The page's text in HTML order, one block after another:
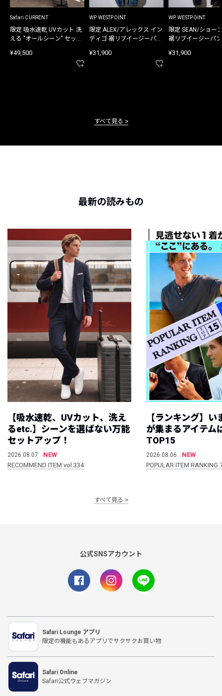
Safari CURRENT
限定 吸水速乾 UVカット 洗
える "オールシーン" セット
¥49,500
WP WESTPOINT
限定 ALEX/アレックス イン
ディゴ 裾リブイージーパン
¥31,900
WP WESTPOINT
限定 SEAN/ショー
裾リブイージーパ
¥31,900
すべて見る
最新の読みもの
【吸水速乾、UVカット、洗え
るetc.】シーンを選ばない万能
セットアップ！
2026.08.07
NEW
RECOMMEND ITEM vol.334
【ランキング】
が集まるアイテム
TOP15
2026.08.06
NEW
POPULAR ITEM
すべて見る
公式SNSアカウント
Safari Lounge アプリ
限定の機能もあるアプリでサクサクお買い物
Safari Online
Safari公式ウェブマガジン